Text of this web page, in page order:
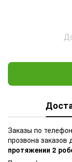
Заказы по
прозвона
протяжении 2